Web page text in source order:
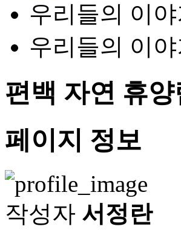
우리들의 이야
우리들의 이야
편백 자연 휴
페이지 정보
작성자 서정란